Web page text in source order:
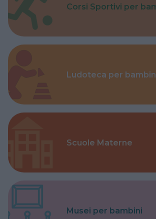
Corsi Sportivi per
Ludoteca per
Scuole Materne
Musei per bambini